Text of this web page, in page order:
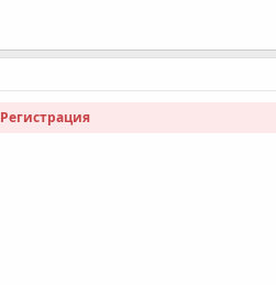
Регистрация